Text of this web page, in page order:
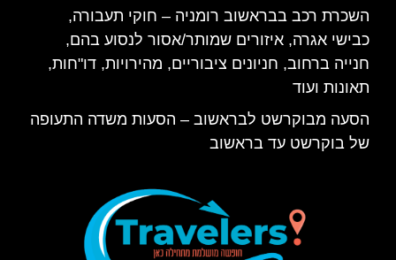
השכרת רכב בבראשוב רומניה – חוקי תעבורה,
כבישי אגרה, איזורים שמותר/אסור לנסוע בהם,
חנייה ברחוב, חניונים ציבוריים, מהירויות, דו"חות,
תאונות ועוד
הסעה מבוקרשט לבראשוב – הסעות משדה התעופה
של בוקרשט עד בראשוב